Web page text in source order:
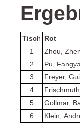
Tisch Rot
1
Zhou,
2
Pu,
3
Freyer,
4
5
Gollmar,
6
Klein,